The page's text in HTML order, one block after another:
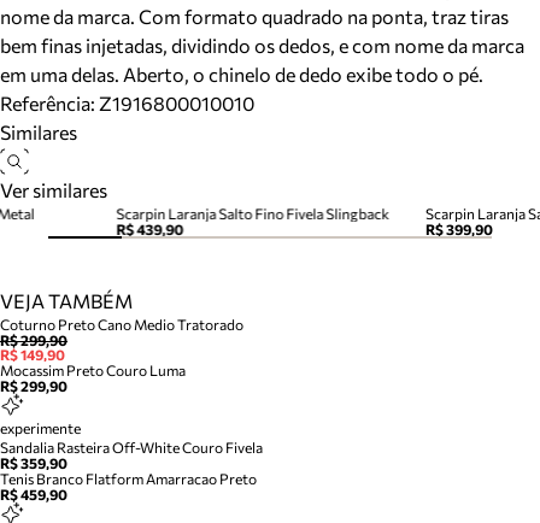
nome da marca. Com formato quadrado na ponta, traz tiras
bem finas injetadas, dividindo os dedos, e com nome da marca
em uma delas. Aberto, o chinelo de dedo exibe todo o pé.
Referência: Z1916800010010
Similares
Ver similares
Scarpin Laranja Salto Fino Fivela Slingback
R$ 439,90
Scarpin Laranja
R$ 399,90
VEJA TAMBÉM
Coturno Preto Cano Medio Tratorado
R$ 299,90
R$ 149,90
Mocassim Preto Couro Luma
R$ 299,90
experimente
Sandalia Rasteira Off-White Couro Fivela
R$ 359,90
Tenis Branco Flatform Amarracao Preto
R$ 459,90